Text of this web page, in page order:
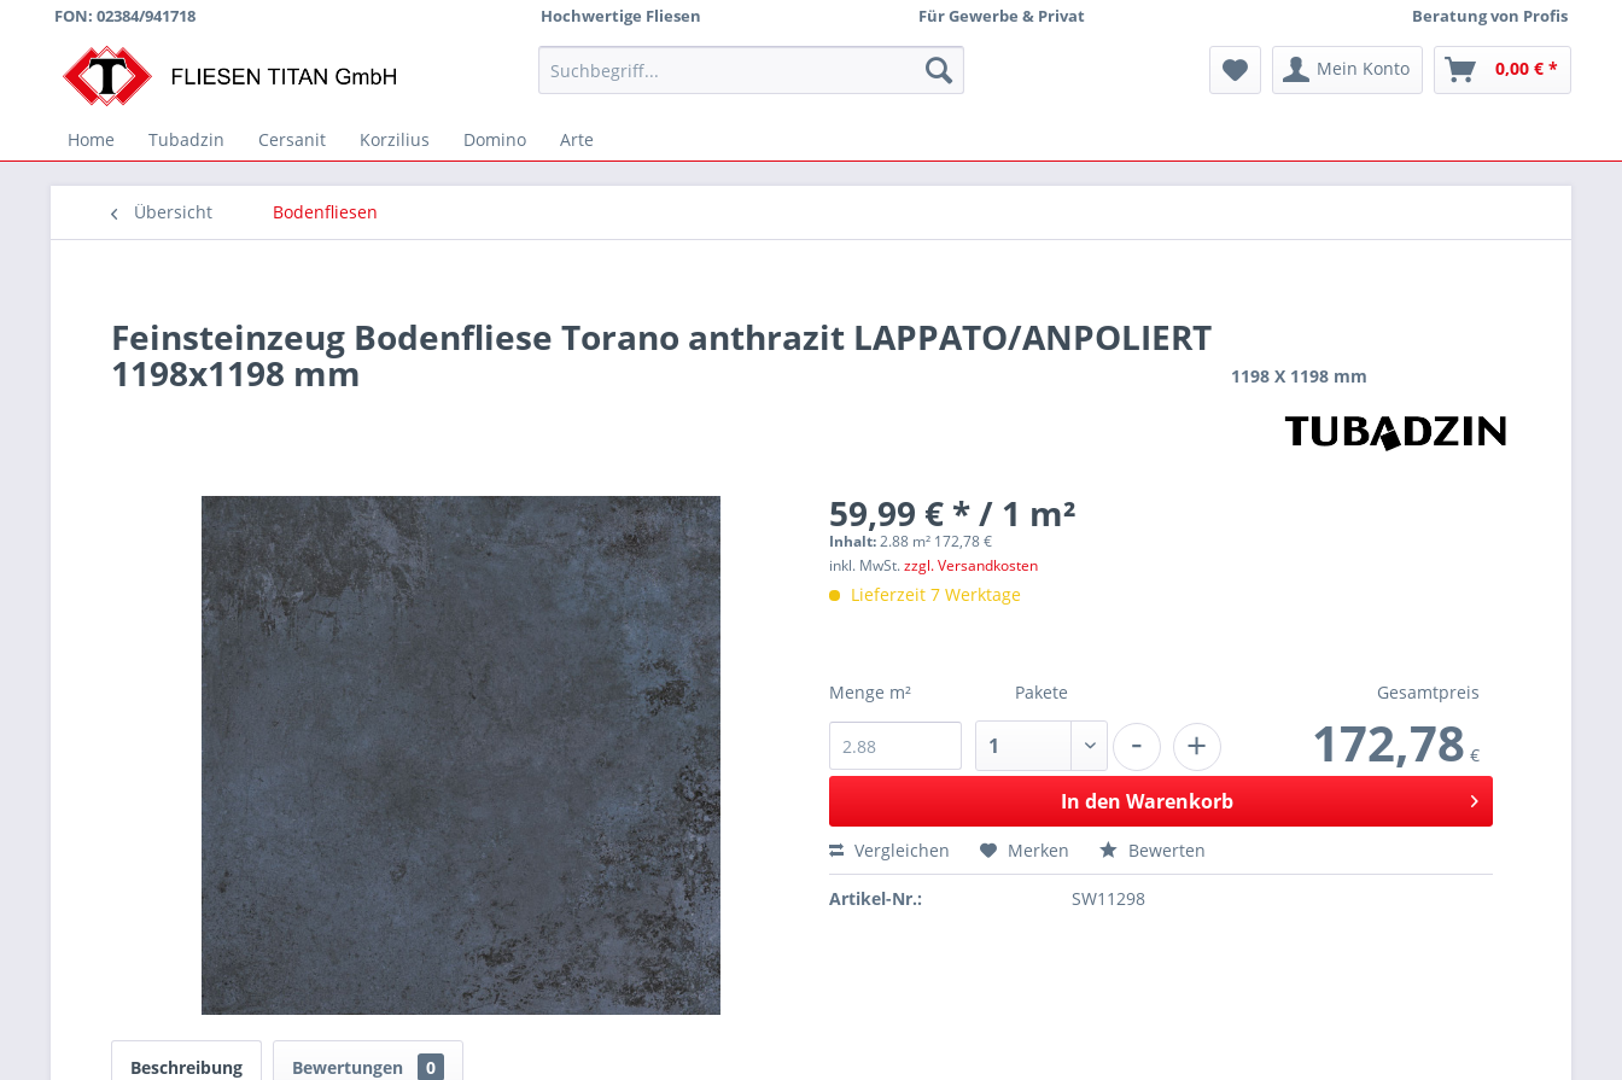
FON: 02384/941718 Hochwertige Fliesen Für Gewerbe & Privat Beratung von Profis
Mein Konto 0,00 € *
Home Tubadzin Cersanit Korzilius Domino Arte
Übersicht Bodenfliesen
Feinsteinzeug Bodenfliese Torano anthrazit LAPPATO/ANPOLIERT
1198x1198 mm 1198 X 1198 mm
59,99 € * / 1 m²
Inhalt:2.88 m² 172,78 €
inkl. MwSt.zzgl. Versandkosten
Lieferzeit 7 Werktage
Menge m² Pakete
+
-
Gesamtpreis
172,78 €
In den Warenkorb
Vergleichen Merken Bewerten
Artikel-Nr.: SW11298
Beschreibung Bewertungen 0